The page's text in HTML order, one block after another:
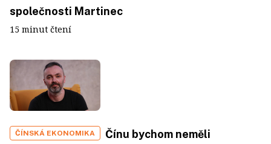
společnosti Martinec
15 minut čtení
ČÍNSKÁ EKONOMIKA
Čínu bychom neměli